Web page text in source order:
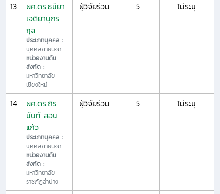
13
ผศ.ดร.ธนียา
เจติยานุกร
กุล
ประเภทบุคคล :
บุคคลภายนอก
หน่วยงานต้น
สังกัด :
มหาวิทยาลัย
เชียงใหม่
ผู้วิจัยร่วม 5 ไม่ระบุ
14
ผศ.ดร.ถิร
นันท์ สอน
แก้ว
ประเภทบุคคล :
บุคคลภายนอก
หน่วยงานต้น
สังกัด :
มหาวิทยาลัย
ราชภัฏลำปาง
ผู้วิจัยร่วม 5 ไม่ระบุ